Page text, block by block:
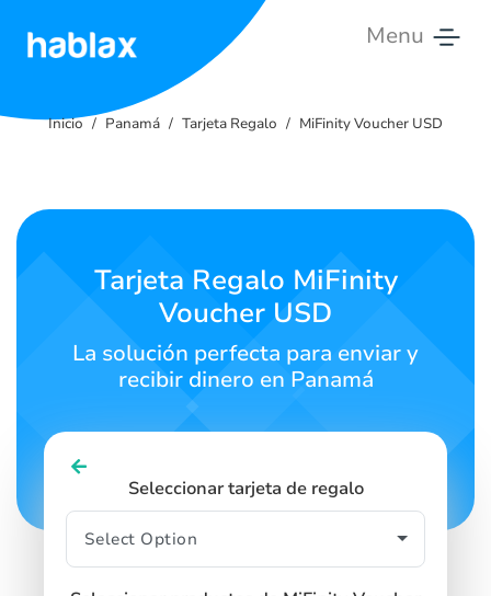
Menu
Tarifas
Contáctanos
Inicio Panamá Tarjeta Regalo MiFinity Voucher USD
Tarjeta Regalo MiFinity
Voucher USD
La solución perfecta para enviar y
recibir dinero en Panamá
Seleccionar tarjeta de regalo